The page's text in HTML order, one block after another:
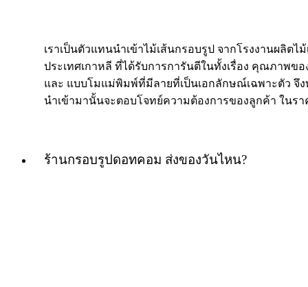
เราเป็นตัวแทนนำเข้าไม้เส้นกรอบรูป จากโรงงานผลิตไ
ประเทศเกาหลี ที่ได้รับการการันตีในทั้งเรื่อง คุณภาพข
และ แบบโมแม่พิมพ์ที่มีลายที่เป็นเอกลักษณ์เฉพาะตัว จึง
นำเข้ามานั้นจะตอบโจทย์ความต้องการของลูกค้า ในรา
ร้านกรอบรูปดอทคอม ส่งของวันไหน?